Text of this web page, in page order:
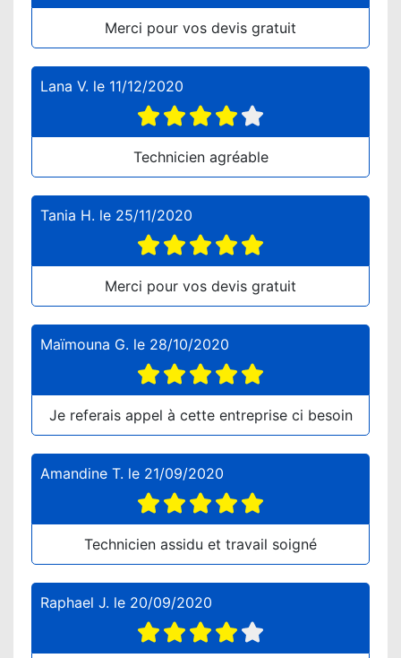
Merci pour vos devis gratuit
Lana V. le 11/12/2020
Technicien agréable
Tania H. le 25/11/2020
Merci pour vos devis gratuit
Maïmouna G. le 28/10/2020
Je referais appel à cette entreprise ci besoin
Amandine T. le 21/09/2020
Technicien assidu et travail soigné
Raphael J. le 20/09/2020